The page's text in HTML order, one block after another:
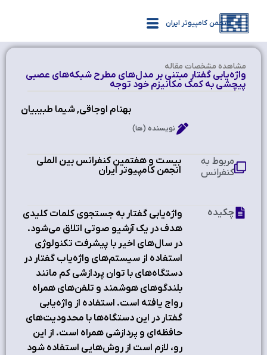
انجمن کامپیوتر ایران
مشاهده‌ مشخصات مقاله
واژه‌یابی گفتار مبتنی بر مدل‌های مطرح شبكه‌های عصبی
پیچشی به كمك مكانیزم خود توجه
بهنام اوجاقی, شیما طبیبیان
نویسنده (ها)
بیست و هفتمین کنفرانس بین الملی
انجمن کامپیوتر ایران
مربوط به
کنفرانس
واژه‌یابی گفتار به جستجوی کلمات كلیدی
هدف در یک آرشیو صوتی اتلاق می‌شود.
در سال‌های اخیر با پیشرفت تکنولوژی
استفاده از سیستم‌های واژه‌یاب گفتار در
دستگاه‌های با توان پردازشی كم مانند
بلندگوهای هوشمند و تلفن‌های همراه
رواج یافته است. استفاده از واژه‌یابی
گفتار در این دستگاه‌ها با محدودیت‌های
حافظه‌ای و پردازشی همراه است. از این
رو، لازم است از روش‌هایی استفاده شود
چکیده